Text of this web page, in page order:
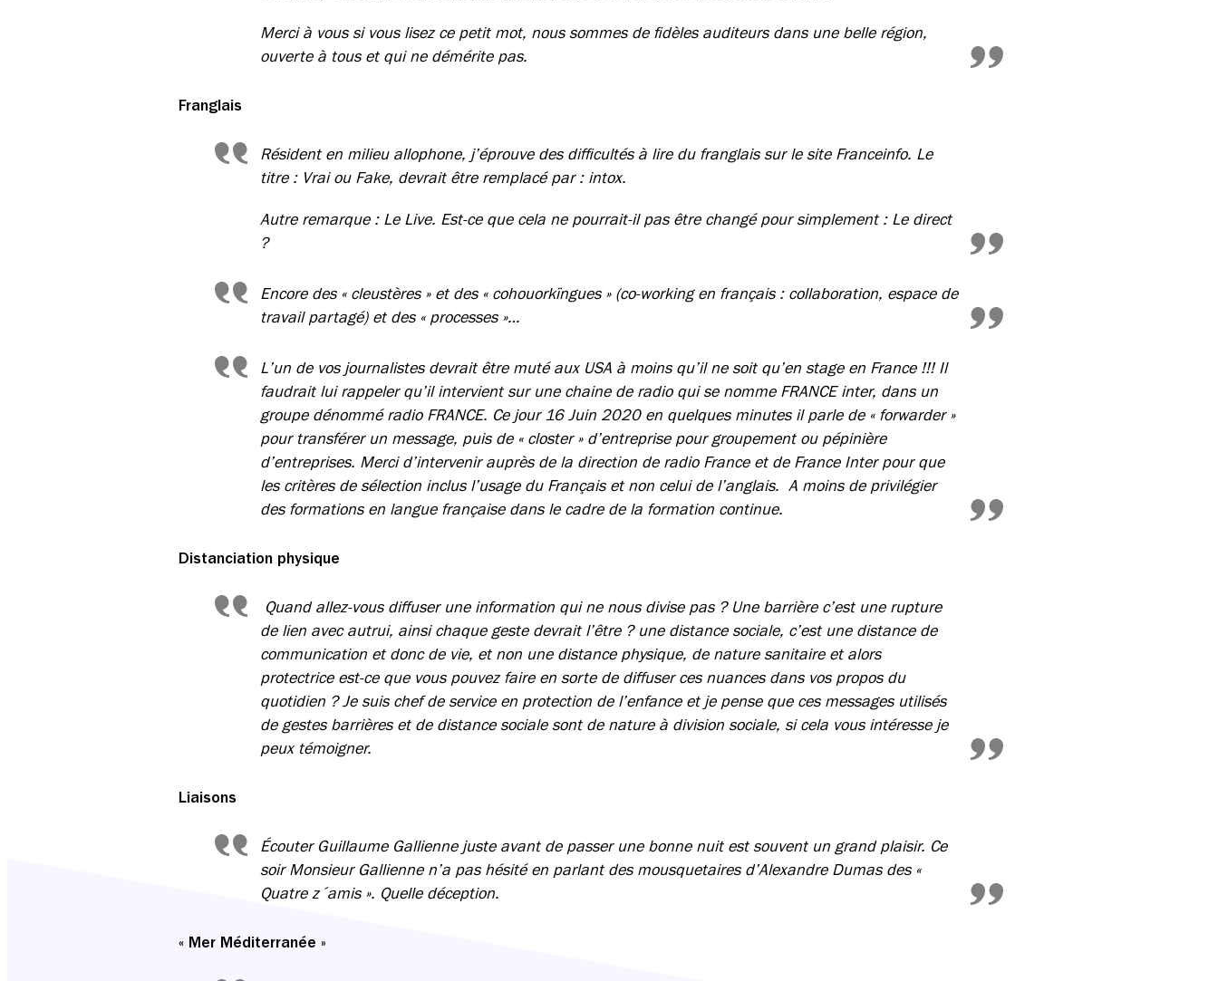
Merci à vous si vous lisez ce petit mot, nous sommes de fidèles auditeurs dans une belle région,
ouverte à tous et qui ne démérite pas.
Franglais
Résident en milieu allophone, j’éprouve des difficultés à lire du franglais sur le site Franceinfo. Le
titre : Vrai ou Fake, devrait être remplacé par : intox.
Autre remarque : Le Live. Est-ce que cela ne pourrait-il pas être changé pour simplement : Le direct
?
Encore des « cleustères » et des « cohouorkïngues » (co-working en français : collaboration, espace de
travail partagé) et des « processes »…
L’un de vos journalistes devrait être muté aux USA à moins qu’il ne soit qu’en stage en France !!! Il
faudrait lui rappeler qu’il intervient sur une chaine de radio qui se nomme FRANCE inter, dans un
groupe dénommé radio FRANCE. Ce jour 16 Juin 2020 en quelques minutes il parle de « forwarder »
pour transférer un message, puis de « closter » d’entreprise pour groupement ou pépinière
d’entreprises. Merci d’intervenir auprès de la direction de radio France et de France Inter pour que
les critères de sélection inclus l’usage du Français et non celui de l’anglais. A moins de privilégier
des formations en langue française dans le cadre de la formation continue.
Distanciation physique
Quand allez-vous diffuser une information qui ne nous divise pas ? Une barrière c’est une rupture
de lien avec autrui, ainsi chaque geste devrait l’être ? une distance sociale, c’est une distance de
communication et donc de vie, et non une distance physique, de nature sanitaire et alors
protectrice est-ce que vous pouvez faire en sorte de diffuser ces nuances dans vos propos du
quotidien ? Je suis chef de service en protection de l’enfance et je pense que ces messages utilisés
de gestes barrières et de distance sociale sont de nature à division sociale, si cela vous intéresse je
peux témoigner.
Liaisons
Écouter Guillaume Gallienne juste avant de passer une bonne nuit est souvent un grand plaisir. Ce
soir Monsieur Gallienne n’a pas hésité en parlant des mousquetaires d’Alexandre Dumas des «
Quatre z´amis ». Quelle déception.
« Mer Méditerranée »